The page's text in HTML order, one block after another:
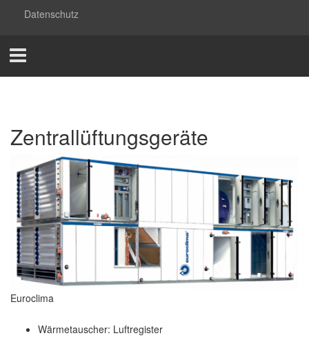
Datenschutz
Zentrallüftungsgeräte
Euroclima
Wärmetauscher: Luftregister